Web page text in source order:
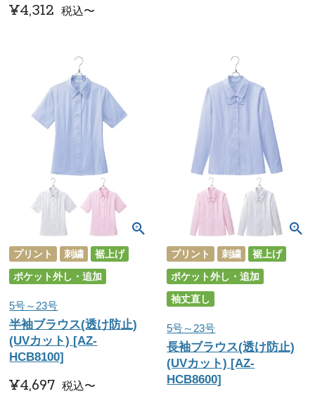
¥4,312 税込〜
プリント 刺繍
裾上げ
ポケット外し・追加
5号～23号
半袖ブラウス(透け防止)
(UVカット) [AZ-
HCB8100]
¥4,697 税込〜
プリント 刺繍
裾上げ
ポケット外し・追加
袖丈直し
5号～23号
長袖ブラウス(透け防止)
(UVカット) [AZ-
HCB8600]